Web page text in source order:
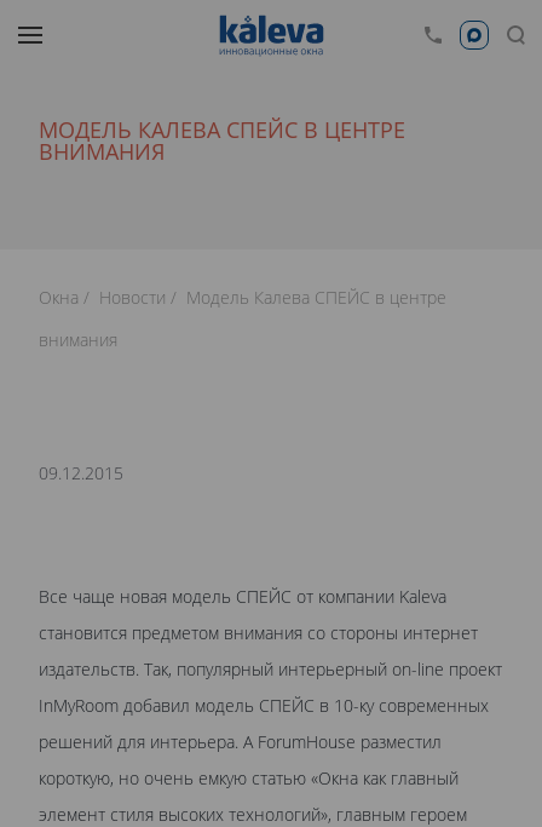
МОДЕЛЬ КАЛЕВА СПЕЙС В ЦЕНТРЕ
ВНИМАНИЯ
Окна Новости
Модель Калева СПЕЙС в центре
внимания
09.12.2015
Все чаще новая модель СПЕЙС от компании Kaleva
становится предметом внимания со стороны интернет
издательств. Так, популярный интерьерный on-line проект
InMyRoom добавил модель СПЕЙС в 10-ку современных
решений для интерьера. А ForumHouse разместил
короткую, но очень емкую статью «Окна как главный
элемент стиля высоких технологий», главным героем